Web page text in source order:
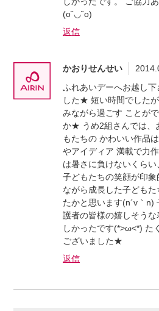
(o˘◡˘o)
返信
かおりせんせい
ふれあいデーへお越し
した★ 短い時間でした
みながら過ごす ことが
か★ うめ2組さんでは、
もたちの かわいい作品
やアイディア 満載で力
は暑さに負けないくら
子どもたちの笑顔が印
ながら成長した子ども
たかと思います(n´v｀n)
護者の皆様の嬉しそう
しかったです(*>ω<*) た
ございました★
返信